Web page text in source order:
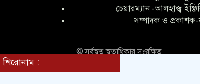
চেয়ারম্যান -আলহাজ্ব
সম্পাদক ও
শিরোনাম :
© সর্বস্বত্ব স্বত্বাধিকার সংরক্ষিত